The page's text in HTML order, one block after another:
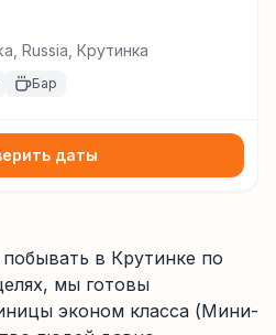
Russia, Крутинка
Бар
даты
в Крутинке по
мы готовы
эконом класса (Мини-